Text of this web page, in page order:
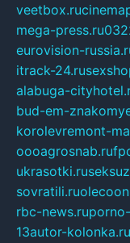
veetbox.ru
mega-press.ru
eurovision-
itrack-24.ru
alabuga-
bud-em-
korolevremont-
oooagrosnab.ru
ukrasotki.ru
sovratili.ru
rbc-news.ru
13autor-kolonka.ru